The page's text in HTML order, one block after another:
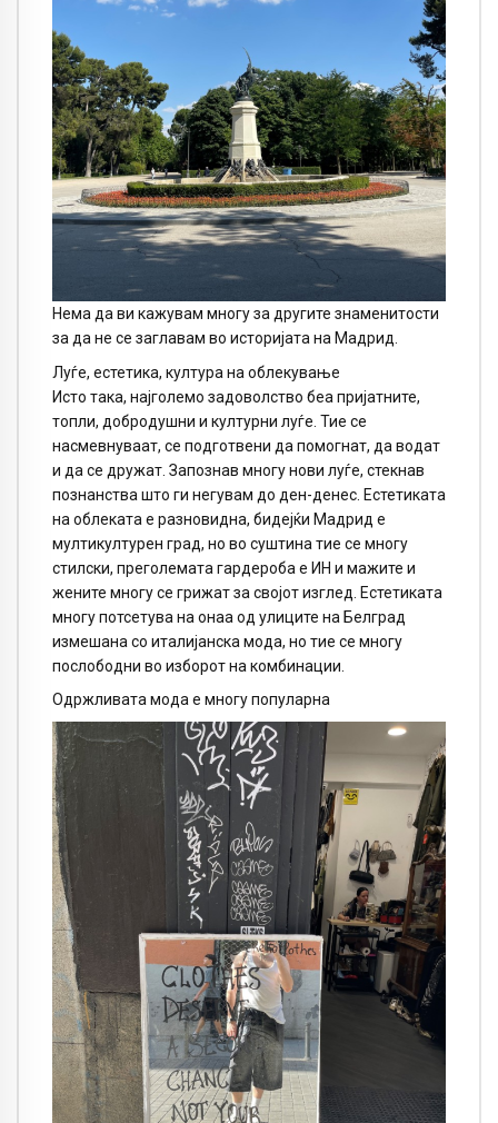
Нема да ви кажувам многу за другите знаменитости
за да не се заглавам во историјата на Мадрид.
Луѓе, естетика, култура на облекување
Исто така, најголемо задоволство беа пријатните,
топли, добродушни и културни луѓе. Тие се
насмевнуваат, се подготвени да помогнат, да водат
и да се дружат. Запознав многу нови луѓе, стекнав
познанства што ги негувам до ден-денес. Естетиката
на облеката е разновидна, бидејќи Мадрид е
мултикултурен град, но во суштина тие се многу
стилски, преголемата гардероба е ИН и мажите и
жените многу се грижат за својот изглед. Естетиката
многу потсетува на онаа од улиците на Белград
измешана со италијанска мода, но тие се многу
послободни во изборот на комбинации.
Одржливата мода е многу популарна